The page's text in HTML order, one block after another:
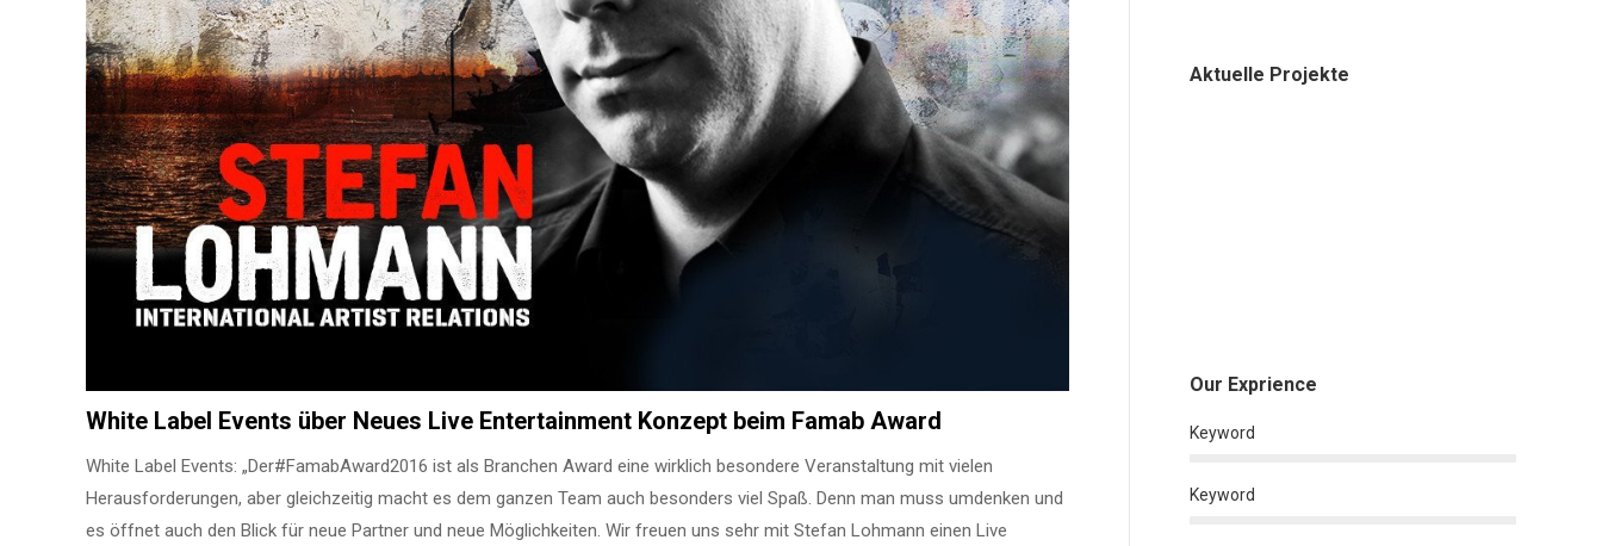
White Label Events über Neues Live Entertainment Konzept beim Famab Award
White Label Events: „Der#FamabAward2016 ist als Branchen Award eine wirklich besondere Veranstaltung mit vielen
Herausforderungen, aber gleichzeitig macht es dem ganzen Team auch besonders viel Spaß. Denn man muss umdenken und
es öffnet auch den Blick für neue Partner und neue Möglichkeiten. Wir freuen uns sehr mit Stefan Lohmann einen Live
Aktuelle Projekte
Our Exprience
Keyword
Keyword